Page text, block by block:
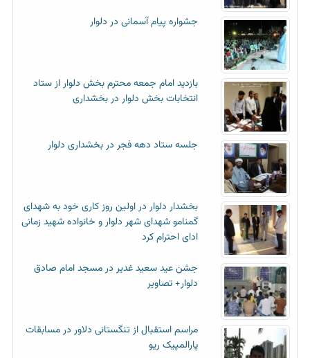
جشواره پیام آسمانی در دلوار
بازدید امام جمعه محترم بخش دلوار از ستاد
انتخابات بخش دلوار در بخشداری
جلسه ستاد دهه فجر در بخشداری دلوار
بخشدار دلوار در اولین روز کاری خود به شهدای
گمنامو شهدای شهر دلوار و خانواده شهید زمانی
ادای احترام کرد
جشن عید سعید غدیر در مسجد امام صادق
دلوار+ تصاویر
مراسم استقبال از تنگستانی دلاور در مسابقات
پارالمپیک ریو